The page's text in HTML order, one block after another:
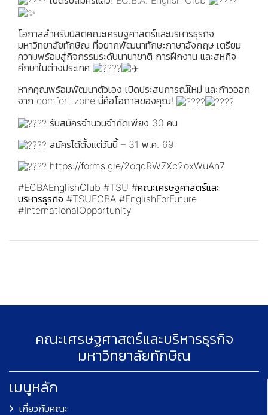
โอกาสสำหรับนิสิตคณะเศรษฐศาสตร์และบริหารธุรกิจ
มหาวิทยาลัยทักษิณ ที่อยากพัฒนาทักษะภาษาอังกฤษ เตรียม
ความพร้อมสู่กิจกรรมระดับนานาชาติ การฝึกงาน และสหกิจ
ศึกษาในต่างประเทศ
หากคุณพร้อมพัฒนาตัวเอง เปิดประสบการณ์ใหม่ และก้าวออก
จาก comfort zone นี่คือโอกาสของคุณ!
รับสมัครจำนวนจำกัดเพียง 30 คน
สมัครได้ตั้งแต่วันนี้ – 31 พ.ค. 69
https://forms.gle/2oqqRW7Xc2oxWuAn7
#ECBAEnglishClub #TSU #คณะเศรษฐศาสตร์และ
บริหารธุรกิจ #TSUECBA #EnglishForFuture
#InternationalOpportunity
คณะเศรษฐศาสตร์และบริหารธุรกิจ
มหาวิทยาลัยทักษิณ
เมนูหลัก
เกี่ยวกับคณะ